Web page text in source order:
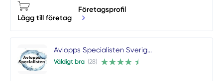
Lägg till företag
Företagsprofil
Avlopps Specialisten Sverig...
Väldigt bra (28)